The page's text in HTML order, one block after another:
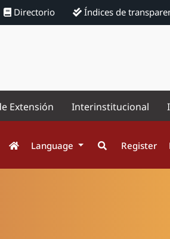
Directorio Índices de
Extensión Interinstitucional
Language Register